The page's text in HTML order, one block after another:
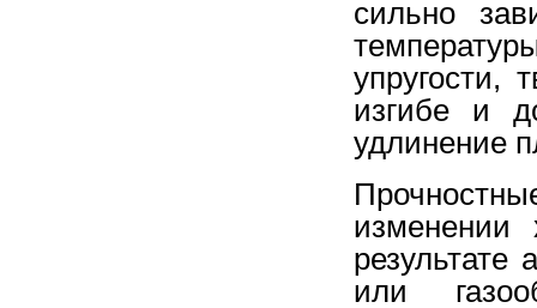
сильно
упругости,
изгибе и
удлинение
изменении
результате
или